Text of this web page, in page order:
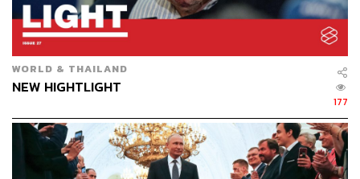
IN HISTORY
92 ปีที่แล้ว แคเธอรีน เฮปเบิร์น ได้เริ่มเปล่งแสงเล็กๆ เป็น
ครั้งแรกในละครบรอดเวย์เรื่องNight Hostessแม้บทบาทที่
ได้รับในวันนั้นจะไม่ใช่บทบาทสำคัญ แต่มันก็กระตุ้นให้แค
เธอรีนเดินตามความฝันด้านการแสดงอย่างจริงจัง และทำให้
WORLD & THAILAND
NEW HIGHTLIGHT
177